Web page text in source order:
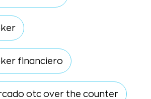
financiero
otc over the counter